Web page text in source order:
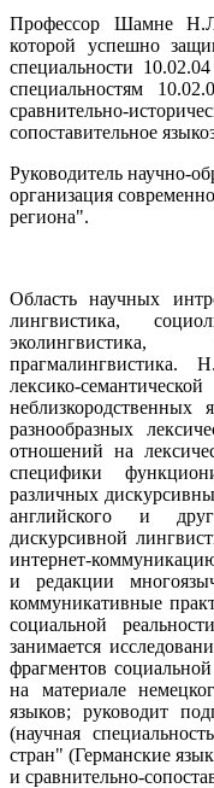
Профессор Шамне
которой успешно
специальности
специальностям
сравнительно-
сопоставительное
Руководитель научно-
организация
региона".
Область научных
лингвистика,
эколингвистика,
прагмалингвистика.
лексико-
неблизкородственных
разнообразных
отношений на
специфики
различных
английского и
дискурсивной
интернет-
и редакции
коммуникативные
социальной
занимается
фрагментов
на материале
языков; руководит
(научная
стран" (Германские
и сравнительно-